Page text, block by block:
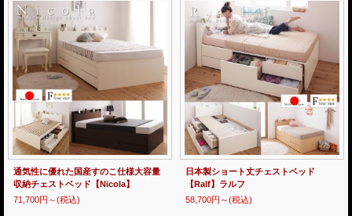
通気性に優れた国産すのこ仕様大容量
収納チェストベッド【Nicola】
71,700円～(税込)
日本製ショート丈チェストベッド
【Ralf】ラルフ
58,700円～(税込)